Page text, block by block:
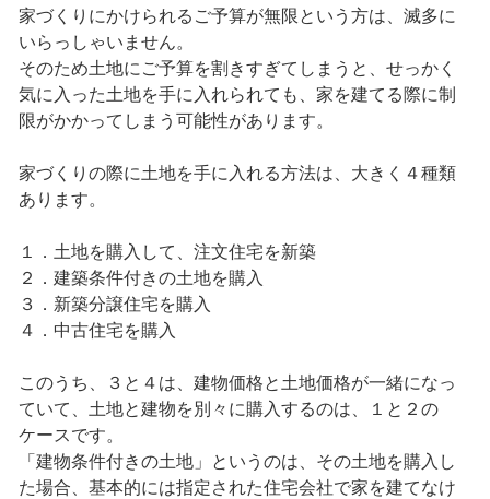
家づくりにかけられるご予算が無限という方は、滅多に
いらっしゃいません。
そのため土地にご予算を割きすぎてしまうと、せっかく
気に入った土地を手に入れられても、家を建てる際に制
限がかかってしまう可能性があります。
家づくりの際に土地を手に入れる方法は、大きく４種類
あります。
１．土地を購入して、注文住宅を新築
２．建築条件付きの土地を購入
３．新築分譲住宅を購入
４．中古住宅を購入
このうち、３と４は、建物価格と土地価格が一緒になっ
ていて、土地と建物を別々に購入するのは、１と２の
ケースです。
「建物条件付きの土地」というのは、その土地を購入し
た場合、基本的には指定された住宅会社で家を建てなけ